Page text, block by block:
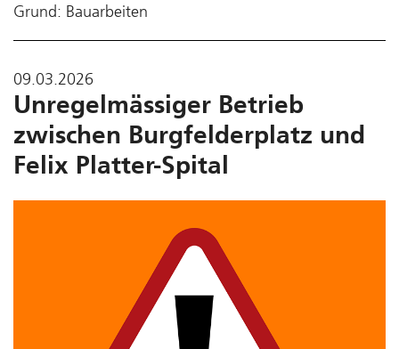
Grund: Bauarbeiten
09.03.2026
Unregelmässiger Betrieb
zwischen Burgfelderplatz und
Felix Platter-Spital